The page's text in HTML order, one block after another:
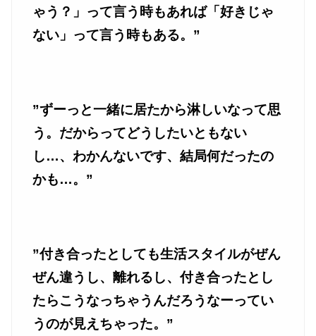
ゃう？」って言う時もあれば「好きじゃ
ない」って言う時もある。”
”ずーっと一緒に居たから淋しいなって思
う。だからってどうしたいともない
し…、わかんないです、結局何だったの
かも…。”
”付き合ったとしても生活スタイルがぜん
ぜん違うし、離れるし、付き合ったとし
たらこうなっちゃうんだろうなーってい
うのが見えちゃった。”